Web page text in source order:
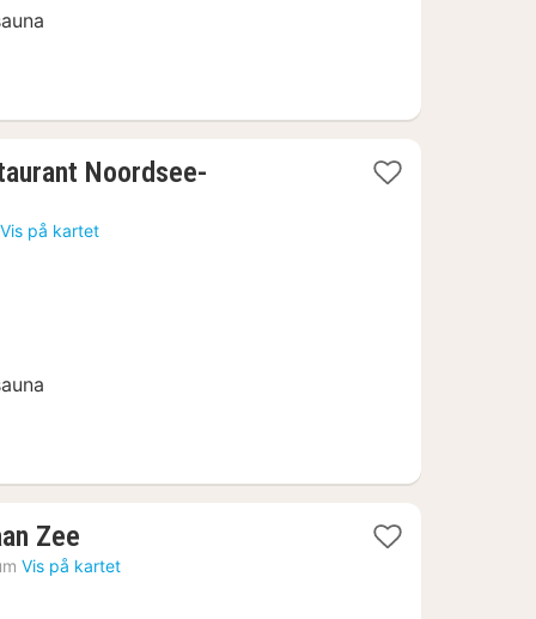
Noordsee-
Vis på kartet
Zee
netter
Vis på kartet